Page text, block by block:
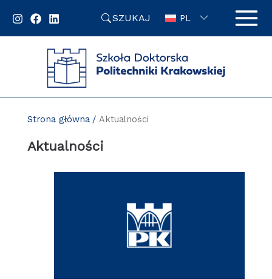
SZUKAJ PL
Strona główna Aktualności
Aktualności